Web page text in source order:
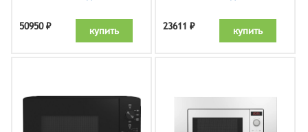
50950 ₽ купить 23611 ₽ купить